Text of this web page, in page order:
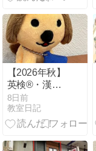
【2026年秋】
英検®・漢
検・数検の実
施＆受験希望
者募集のお知
せ
8日前
教室日記